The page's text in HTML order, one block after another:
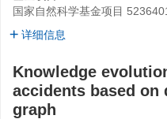
国家自然科学基金项目
详细信息
Knowledge
accidents based on
graph